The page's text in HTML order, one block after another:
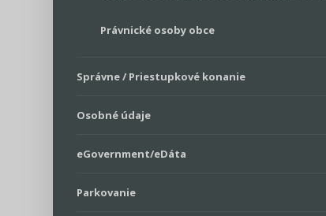
Právnické osoby obce
Správne / Priestupkové konanie
Osobné údaje
eGovernment/eDáta
Parkovanie